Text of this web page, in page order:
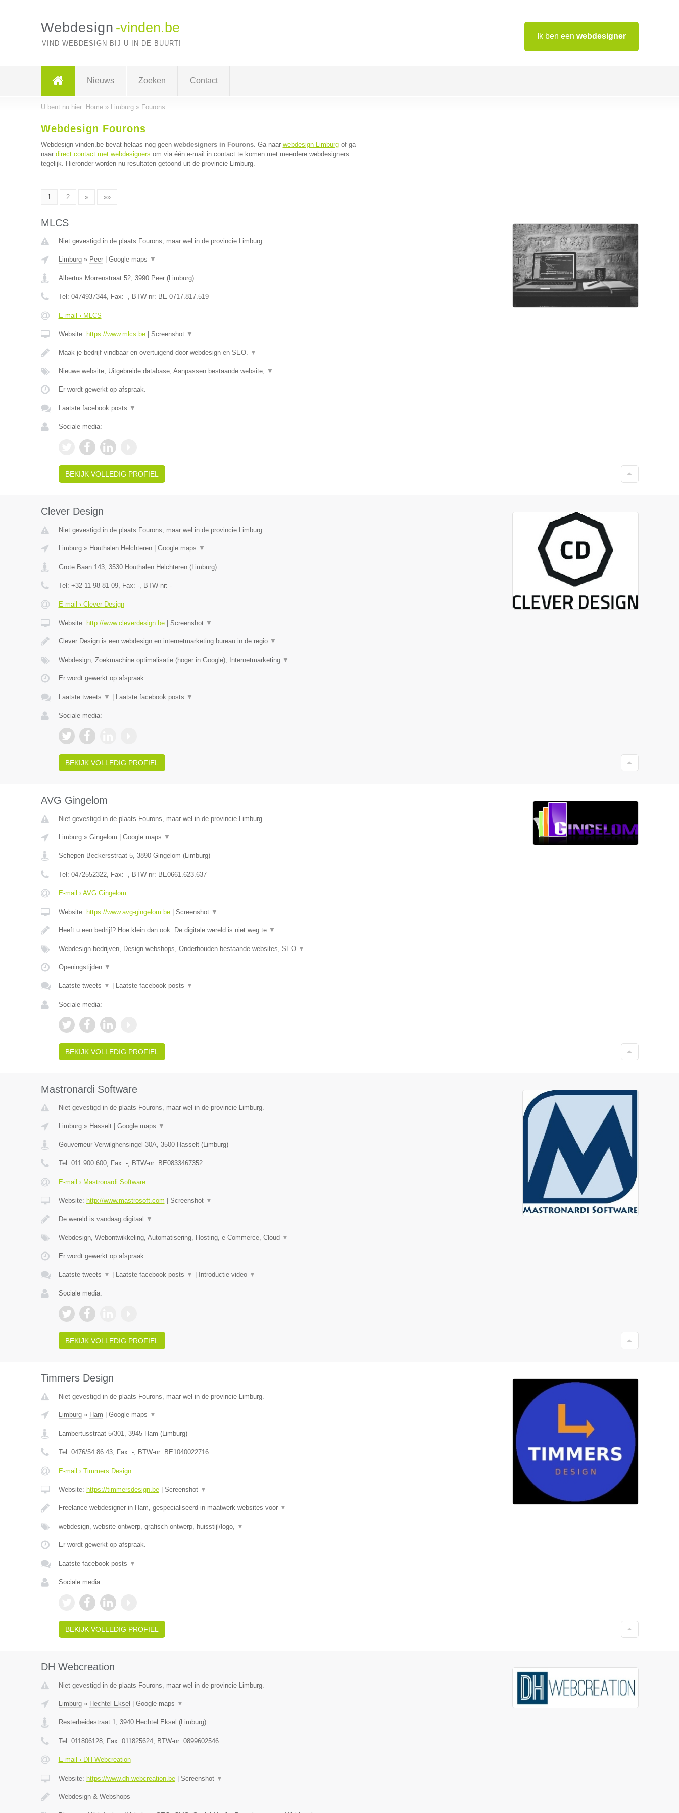
Ik ben een webdesigner
Webdesign -vinden.be
VIND WEBDESIGN BIJ U IN DE BUURT!
Nieuws Zoeken Contact
U bent nu hier: Home» Limburg» Fourons
Webdesign Fourons
Webdesign-vinden.be bevat helaas nog geen webdesigners in Fourons. Ga naar webdesign Limburgof ga
naar direct contact met webdesigners om via één e-mail in contact te komen met meerdere webdesigners
tegelijk. Hieronder worden nu resultaten getoond uit de provincie Limburg.
1 2 » »»
MLCS
Niet gevestigd in de plaats Fourons, maar wel in de provincie Limburg.
Limburg» Peer| Google maps ▼
Albertus Morrenstraat 52, 3990 Peer(Limburg)
Tel: 0474937344, Fax: -, BTW-nr: BE 0717.817.519
E-mail › MLCS
Website: https://www.mlcs.be| Screenshot ▼
Maak je bedrijf vindbaar en overtuigend door webdesign en SEO. ▼
Nieuwe website, Uitgebreide database, Aanpassen bestaande website, ▼
Er wordt gewerkt op afspraak.
Laatste facebook posts ▼
Sociale media:
BEKIJK VOLLEDIG PROFIEL
Clever Design
Niet gevestigd in de plaats Fourons, maar wel in de provincie Limburg.
Limburg» Houthalen Helchteren| Google maps ▼
Grote Baan 143, 3530 Houthalen Helchteren(Limburg)
Tel: +32 11 98 81 09, Fax: -, BTW-nr: -
E-mail › Clever Design
Website: http://www.cleverdesign.be| Screenshot ▼
Clever Design is een webdesign en internetmarketing bureau in de regio ▼
Webdesign, Zoekmachine optimalisatie (hoger in Google), Internetmarketing ▼
Er wordt gewerkt op afspraak.
Laatste tweets ▼ Laatste facebook posts ▼
Sociale media:
BEKIJK VOLLEDIG PROFIEL
AVG Gingelom
Niet gevestigd in de plaats Fourons, maar wel in de provincie Limburg.
Limburg» Gingelom Google maps ▼
Schepen Beckersstraat 5, 3890 Gingelom (Limburg)
Tel: 0472552322, Fax: -, BTW-nr: BE0661.623.637
E-mail › AVG Gingelom
Website: https://www.avg-gingelom.be| Screenshot ▼
Heeft u een bedrijf? Hoe klein dan ook. De digitale wereld is niet weg te ▼
Webdesign bedrijven, Design webshops, Onderhouden bestaande websites, SEO ▼
Openingstijden ▼
Laatste tweets ▼ Laatste facebook posts ▼
Sociale media:
BEKIJK VOLLEDIG PROFIEL
Mastronardi Software
Niet gevestigd in de plaats Fourons, maar wel in de provincie Limburg.
Limburg» Hasselt| Google maps ▼
Gouverneur Verwilghensingel 30A, 3500 Hasselt(Limburg)
Tel: 011 900 600, Fax: -, BTW-nr: BE0833467352
E-mail › Mastronardi Software
Website: http://www.mastrosoft.com Screenshot ▼
De wereld is vandaag digitaal ▼
Webdesign, Webontwikkeling, Automatisering, Hosting, e-Commerce, Cloud ▼
Er wordt gewerkt op afspraak.
Laatste tweets ▼ Laatste facebook posts ▼ Introductie video ▼
Sociale media:
BEKIJK VOLLEDIG PROFIEL
Timmers Design
Niet gevestigd in de plaats Fourons, maar wel in de provincie Limburg.
Limburg» Ham Google maps ▼
Lambertusstraat 5/301, 3945 Ham (Limburg)
Tel: 0476/54.86.43, Fax: -, BTW-nr: BE1040022716
E-mail › Timmers Design
Website: https://timmersdesign.be| Screenshot ▼
Freelance webdesigner in Ham, gespecialiseerd in maatwerk websites voor ▼
webdesign, website ontwerp, grafisch ontwerp, huisstijl/logo, ▼
Er wordt gewerkt op afspraak.
Laatste facebook posts ▼
Sociale media:
BEKIJK VOLLEDIG PROFIEL
DH Webcreation
Niet gevestigd in de plaats Fourons, maar wel in de provincie Limburg.
Limburg» Hechtel Eksel Google maps ▼
Resterheidestraat 1, 3940 Hechtel Eksel (Limburg)
Tel: 011806128, Fax: 011825624, BTW-nr: 0899602546
E-mail › DH Webcreation
Website: https://www.dh-webcreation.be| Screenshot ▼
Webdesign & Webshops